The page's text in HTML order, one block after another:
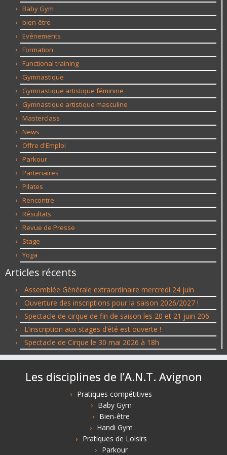
Baby Gym
bien-être
Evénements
Formation
Functional training
Gymnastique
Gymnastique artistique féminine
Gymnastique artistique masculine
Masterclass
News
Offre d'Emploi
Parkour
Partenaires
Pilates
Rencontre
Résultats
Revue de Presse
Stage
Yoga
Articles récents
Assemblée Générale extraordinaire mercredi 24 juin
Ouverture des inscriptions pour la saison 2026/2027 !
Spectacle de cirque de fin de saison les 20 et 21 juin 206
L’inscription aux stages d’été est ouverte !
Spectacle de Cirque le 30 mai 2026 à 18h
Les disciplines de l’A.N.T. Avignon
Pratiques compétitives
Baby Gym
Bien-être
Handi Gym
Pratiques de Loisirs
Parkour